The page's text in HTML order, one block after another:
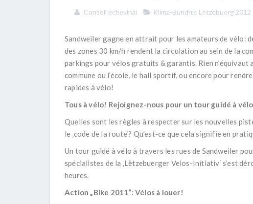
Conseil échevinal Klima-Bündnis Lëtzebuerg 2012
Sandweiler gagne en attrait pour les amateurs de vélo:
des zones 30 km/h rendent la circulation au sein de la
parkings pour vélos gratuits & garantis. Rien
commune ou l’école, le hall sportif, ou encore pour
rapides à vélo!
Tous à vélo! Rejoignez-nous pour un tour guidé à
Quelles sont les règles à respecter sur les nouvelles
le ‚code de la route‘? Qu’est-ce que cela signifie en
Un tour guidé à vélo à travers les rues de Sandweiler
spécialistes de la ‚Lëtzebuerger Velos-Initiativ‘ s’est
heures.
Action „Bike 2011“: Vélos à louer!